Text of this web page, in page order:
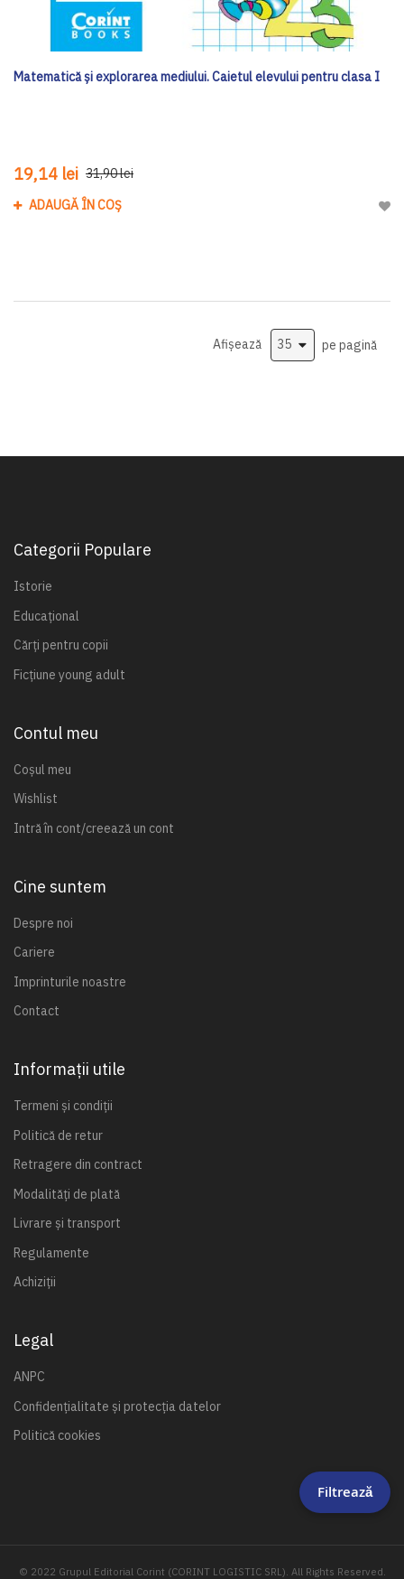
Matematică și explorarea mediului. Caietul elevului pentru clasa I
19,14 lei 31,90 lei
ADAUGĂ ÎN COȘ
Afișează pe pagină
Categorii Populare
Istorie
Educațional
Cărți pentru copii
Ficțiune young adult
Contul meu
Coșul meu
Wishlist
Intră în cont/creează un cont
Cine suntem
Despre noi
Cariere
Imprinturile noastre
Contact
Informații utile
Termeni și condiții
Politică de retur
Retragere din contract
Modalități de plată
Livrare și transport
Regulamente
Achiziții
Legal
ANPC
Confidențialitate și protecția datelor
Politică cookies
© 2022 Grupul Editorial Corint (CORINT LOGISTIC SRL). All Rights Reserved.
Filtrează